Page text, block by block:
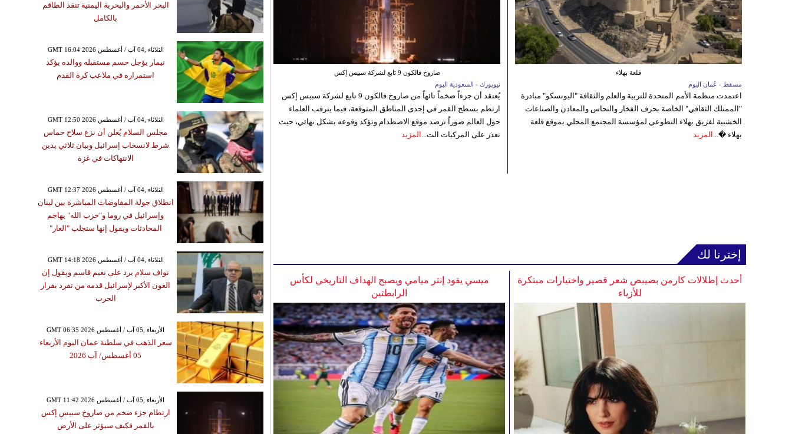
صاروخ فالكون 9 تابع لشركة سبيس إكس
نيويورك - السعودية اليوم
يُعتقد أن جزءاً ضخماً تائهاً من صاروخ فالكون 9 تابع لشركة سبيس إكس
ارتطم بسطح القمر في إحدى المناطق المتوقعة، فيما يترقب العلماء
حول العالم صوراً ترصد موقع الاصطدام وتؤكد وقوعه بشكل نهائي، حيث
تعذر على المركبات الت... المزيد
قلعة بهلاء
مسقط - عُمان اليوم
اعتمدت منظمة الأمم المتحدة للتربية والعلم والثقافة "اليونسكو" مبادرة
"الممتلك الثقافي" الخاصة بحرف الفخار والنحاس والمعادن والصناعات
الخشبية لفريق بهلاء التطوعي لمؤسسة المجتمع المحلي بموقع قلعة
بهلاء �... المزيد
إخترنا لك
ميسي يقود إنتر ميامي ويصبح الهداف التاريخي لكأس
الرابطتين
أحدث إطلالات كارمن بصيبص شعر قصير واختيارات مبتكرة
للأزياء
البحر الأحمر والبحرية اليمنية تنقذ الطاقم
بالكامل
GMT 16:04 2026 الثلاثاء ,04 آب / أغسطس
نيمار يؤجل حسم مستقبله ووالده يؤكد
استمراره في ملاعب كرة القدم
GMT 12:50 2026 الثلاثاء ,04 آب / أغسطس
مجلس السلام يُعلن أن نزع سلاح حماس
شرط لانسحاب إسرائيل وبيان ثلاثي يدين
الانتهاكات في غزة
GMT 12:37 2026 الثلاثاء ,04 آب / أغسطس
انطلاق جولة المفاوضات المباشرة بين لبنان
وإسرائيل في روما و"حزب الله" يهاجم
المحادثات ويقول إنها ستجلب "العار"
GMT 14:18 2026 الثلاثاء ,04 آب / أغسطس
نواف سلام يرد على نعيم قاسم ويقول إن
العون الأكبر لإسرائيل قدمه من تفرد بقرار
الحرب
GMT 06:35 2026 الأربعاء ,05 آب / أغسطس
سعر الذهب في سلطنة عمان اليوم الأربعاء
05 أغسطس/ آب 2026
GMT 11:42 2026 الأربعاء ,05 آب / أغسطس
ارتطام جزء ضخم من صاروخ سبيس إكس
بالقمر فكيف سيؤثر على الأرض